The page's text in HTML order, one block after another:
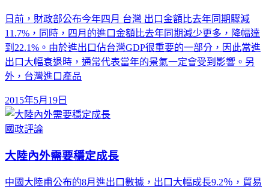
日前，財政部公布今年四月 台灣 出口金額比去年同期驟減
11.7%，同時，四月的進口金額比去年同期減少更多，降幅達
到22.1%。由於進出口佔台灣GDP很重要的一部分，因此當進
出口大幅衰退時，通常代表當年的景氣一定會受到影響。另
外，台灣進口產品
2015年5月19日
國政評論
大陸內外需要穩定成長
中國大陸甫公布的8月進出口數據，出口大幅成長9.2％，貿易